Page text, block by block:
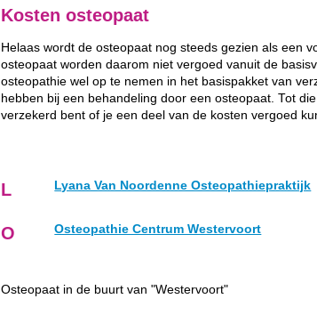
Kosten osteopaat
Helaas wordt de osteopaat nog steeds gezien als een
osteopaat worden daarom niet vergoed vanuit de
osteopathie wel op te nemen in het basispakket van
hebben bij een behandeling door een osteopaat. Tot
verzekerd bent of je een deel van de kosten vergoed
L Lyana Van Noordenne Osteopathiepraktijk
O Osteopathie Centrum Westervoort
Osteopaat in de buurt van "Westervoort"